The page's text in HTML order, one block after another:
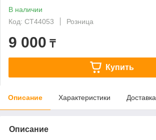
В наличии
Код: СТ44053
Розница
9 000 ₸
Купить
Описание Характеристики Доставка
Описание